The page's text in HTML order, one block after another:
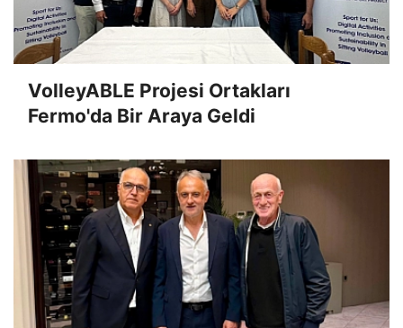
VolleyABLE Projesi Ortakları
Fermo'da Bir Araya Geldi